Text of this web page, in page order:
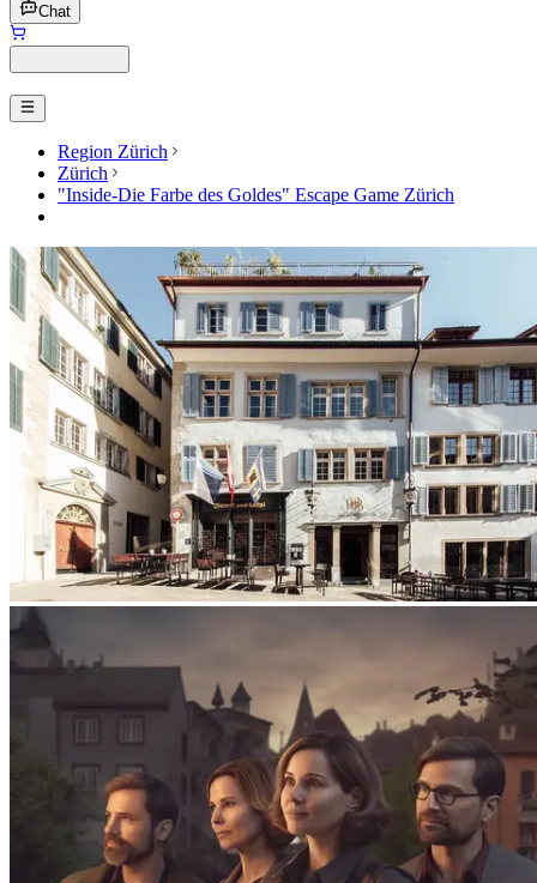
Chat
Region Zürich
Zürich
"Inside-Die Farbe des Goldes" Escape Game Zürich